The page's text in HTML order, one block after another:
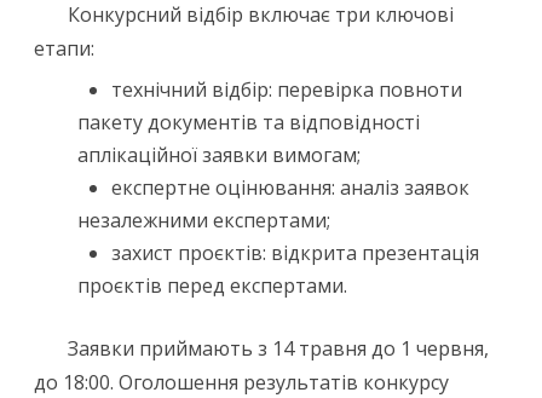
Конкурсний відбір включає три ключові
етапи:
технічний відбір: перевірка повноти
пакету документів та відповідності
аплікаційної заявки вимогам;
експертне оцінювання: аналіз заявок
незалежними експертами;
захист проєктів: відкрита презентація
проєктів перед експертами.
Заявки приймають з 14 травня до 1 червня,
до 18:00. Оголошення результатів конкурсу